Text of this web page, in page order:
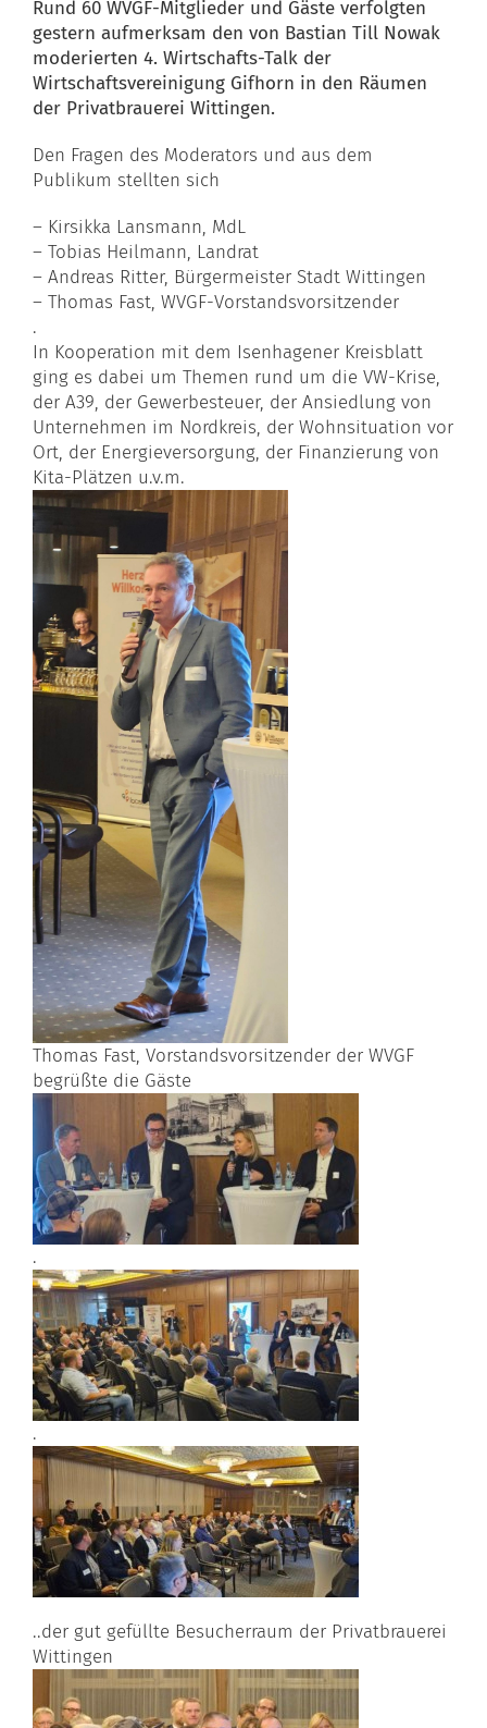
Rund 60 WVGF-Mitglieder und Gäste verfolgten
gestern aufmerksam den von Bastian Till Nowak
moderierten 4. Wirtschafts-Talk der
Wirtschaftsvereinigung Gifhorn in den Räumen
der Privatbrauerei Wittingen.
Den Fragen des Moderators und aus dem
Publikum stellten sich
– Kirsikka Lansmann, MdL
– Tobias Heilmann, Landrat
– Andreas Ritter, Bürgermeister Stadt Wittingen
– Thomas Fast, WVGF-Vorstandsvorsitzender
.
In Kooperation mit dem Isenhagener Kreisblatt
ging es dabei um Themen rund um die VW-Krise,
der A39, der Gewerbesteuer, der Ansiedlung von
Unternehmen im Nordkreis, der Wohnsituation vor
Ort, der Energieversorgung, der Finanzierung von
Kita-Plätzen u.v.m.
Thomas Fast, Vorstandsvorsitzender der WVGF
begrüßte die Gäste
.
.
..der gut gefüllte Besucherraum der Privatbrauerei
Wittingen